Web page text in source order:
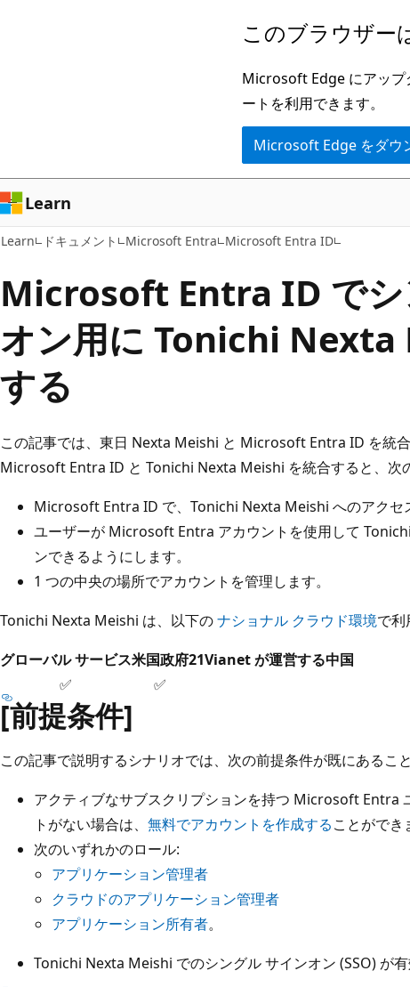
ン
ツ
に
ス
ッ
プ
このブラウザー
Microsoft Edge にアップ
ートを利用できます。
Microsoft Edge をダウ
Learn
Learn ドキュメント Microsoft Entra Microsoft Entra ID
Microsoft Entra ID でシ
オン用に Tonichi Nexta
する
この記事では、東日 Nexta Meishi と Microsoft Entra ID を統合
Microsoft Entra ID と Tonichi Nexta Meishi を統合すると、次
Microsoft Entra ID で、Tonichi Nexta Meishi へのアクセ
ユーザーが Microsoft Entra アカウントを使用して
ンできるようにします。
1 つの中央の場所でアカウントを管理します。
Tonichi Nexta Meishi は、以下のナショナル クラウド環境で利
グローバル サービス米国政府21Vianet が運営する中国
✅
✅
[前提条件]
この記事で説明するシナリオでは、次の前提条件が既にあるこ
アクティブなサブスクリプションを持つ Microsoft Entra
トがない場合は、 無料でアカウントを作成することができ
次のいずれかのロール:
アプリケーション管理者
クラウドのアプリケーション管理者
アプリケーション所有者。
Tonichi Nexta Meishi でのシングル サインオン (SSO) が有